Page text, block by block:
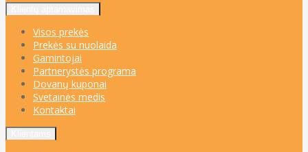
Visos prekės
Prekės su nuolaida
Gamintojai
Partnerystės programa
Dovanų kuponai
Svetainės medis
Kontaktai